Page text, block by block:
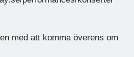
med att komma överens om